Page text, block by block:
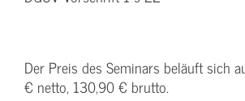
Der Preis des Seminars beläuft sich
€ netto, 130,90 € brutto.